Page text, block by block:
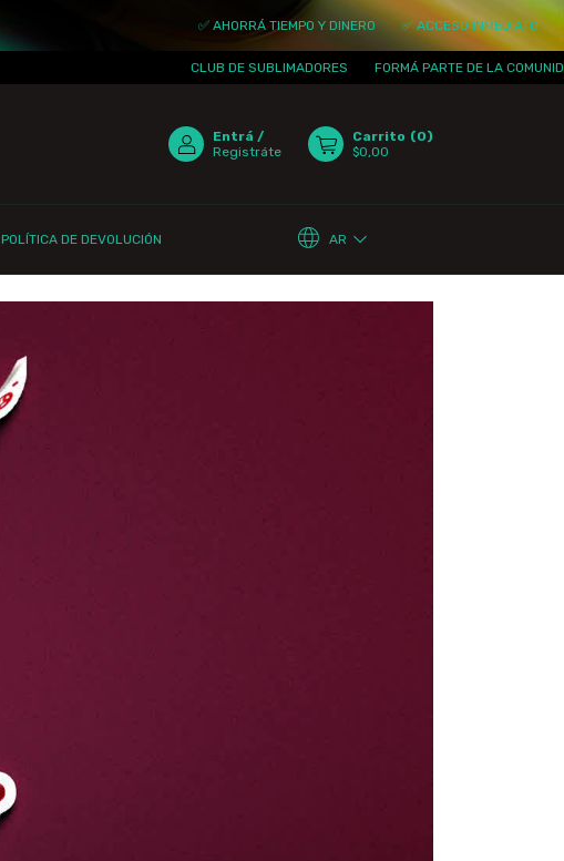
✅ AHORRÁ TIEMPO Y DINERO ✅ ACCESO INMEDIATO ✅
CLUB DE SUBLIMADORES FORMÁ PARTE DE LA COMUNIDAD
Entrá /
Registráte
Carrito (0)
$0,00
POLÍTICA DE DEVOLUCIÓN AR